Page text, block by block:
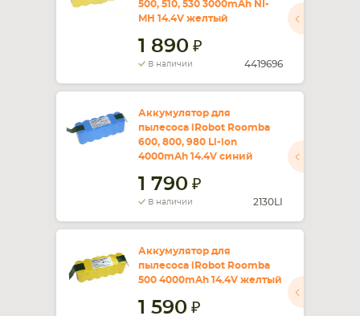
500, 510, 530 3000mAh NI-
MH 14.4V желтый
1 890
В наличии 4419696
Аккумулятор для
пылесоса iRobot Roomba
600, 800, 980 Li-ion
4000mAh 14.4V синий
1 790
В наличии 2130LI
Аккумулятор для
пылесоса iRobot Roomba
500 4000mAh 14.4V желтый
1 590